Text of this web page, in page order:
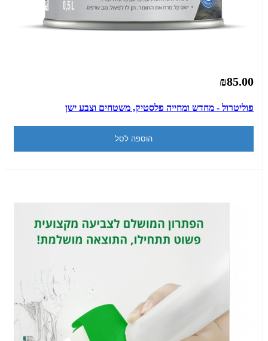
₪85.00
פוליטרול - מחדש ומחייה פלסטיק, משטחים וצבע ישן
הוספה לסל